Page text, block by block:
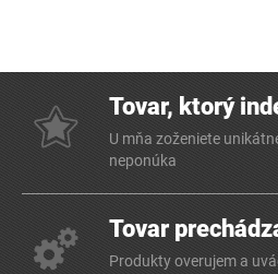
Tovar, ktorý
U mňa zoženiete
neponúka
Tovar
Produkty overujem a